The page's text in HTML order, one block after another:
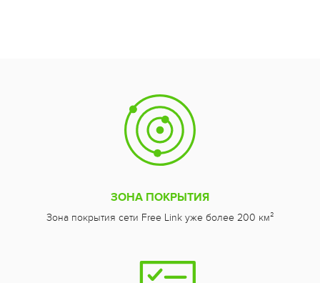
ЗОНА ПОКРЫТИЯ
Зона покрытия сети Free Link уже более 200 км²